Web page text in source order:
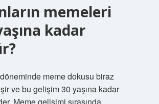
memeleri
kadar
meme dokusu biraz
ve bu gelişim 30 yaşına kadar